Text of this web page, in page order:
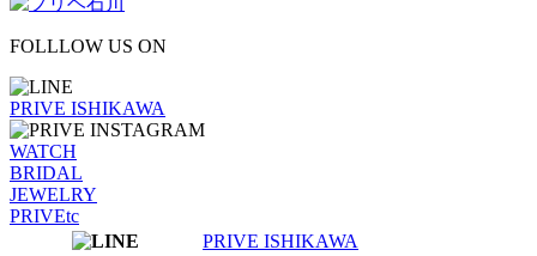
FOLLLOW US ON
PRIVE ISHIKAWA
WATCH
BRIDAL
JEWELRY
PRIVEtc
PRIVE ISHIKAWA